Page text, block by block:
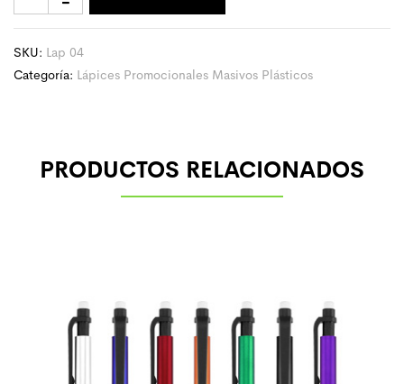
SKU: Lap 04
Categoría: Lápices Promocionales Masivos Plásticos
PRODUCTOS RELACIONADOS